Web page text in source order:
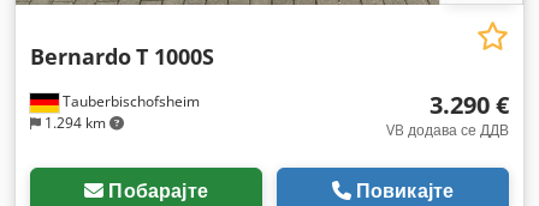
Tauberbischofsheim
1.294 km
BernardoT 1000S
3.290 €
VB додава се ДДВ
Побарајте Повикајте